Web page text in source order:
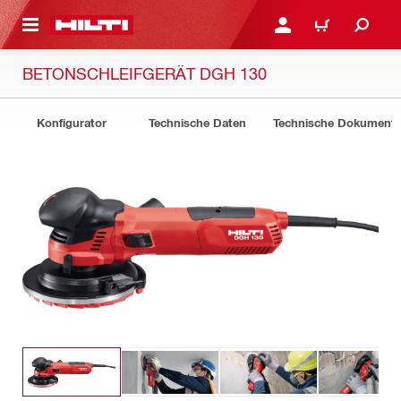
ANMELDEN ODER
WARENKORB
BETONSCHLEIFGERÄT DGH 130
Konfigurator Technische Daten Technische Dokumente